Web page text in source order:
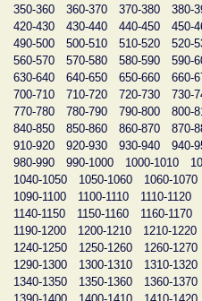
350-360
360-370 370-380 380-
420-430
430-440 440-450 450-
490-500
500-510 510-520 520-
560-570
570-580 580-590 590-
630-640
640-650 650-660 660-
700-710
710-720 720-730 730-
770-780
780-790 790-800 800-
840-850
850-860 860-870 870-
910-920
920-930 930-940 940-
980-990
990-1000 1000-1010
1040-1050
1050-1060 1060-1070
1090-1100
1100-1110 1110-1120
1140-1150
1150-1160 1160-1170
1190-1200
1200-1210 1210-1220
1240-1250
1250-1260 1260-1270
1290-1300
1300-1310 1310-1320
1340-1350
1350-1360 1360-1370